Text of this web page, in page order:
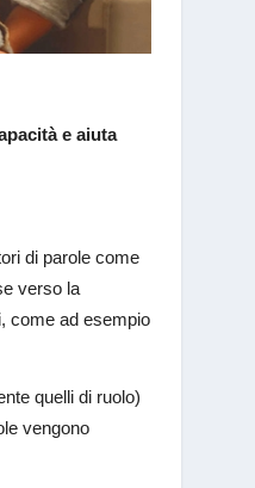
e aiuta
di parole come
verso la
come ad esempio
quelli di ruolo)
vengono